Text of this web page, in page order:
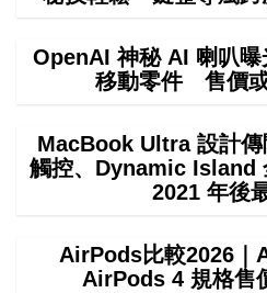
OpenAI 神秘 AI 喇叭
移動零件 售價
MacBook Ultra 設計
觸控、Dynamic Island
2021 年後
AirPods比較2026
AirPods 4 規格售